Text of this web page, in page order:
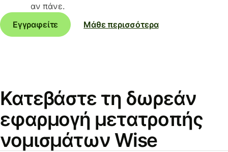
αν πάνε.
Εγγραφείτε
Μάθε περισσότερα
Κατεβάστε τη δωρεάν
εφαρμογή μετατροπής
νομισμάτων Wise